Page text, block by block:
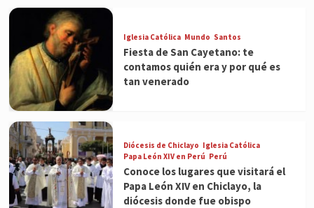
Iglesia Católica Mundo Santos
Fiesta de San Cayetano: te
contamos quién era y por qué es
tan venerado
Diócesis de Chiclayo Iglesia Católica
Papa León XIV en Perú Perú
Conoce los lugares que visitará el
Papa León XIV en Chiclayo, la
diócesis donde fue obispo